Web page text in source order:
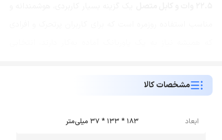
پورت‌های متنوع و وجود کابل متصل، ارزش خرید بالایی دارد.
اگر قصد تهیه این محصول از
مدل ORBIT یکی از بهترین انتخاب‌ها برای
مشخصات کالا
ابعاد 183 * 133 * 37 میلی‌متر